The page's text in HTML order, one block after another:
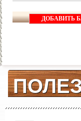
ДОБАВИТЬ